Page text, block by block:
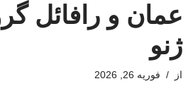
عمان و رافائل
ژنو
از فوریه 26, 2026